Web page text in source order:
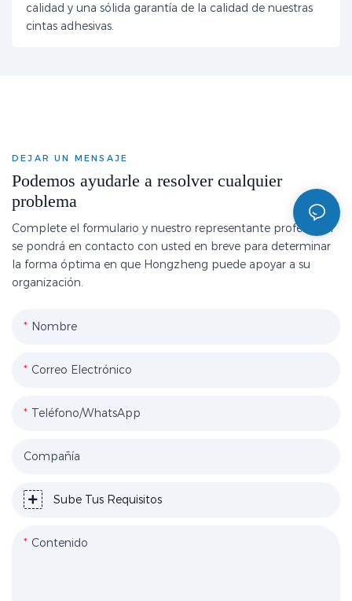
calidad y una sólida garantía de la calidad de nuestras
cintas adhesivas.
DEJAR UN MENSAJE
Podemos ayudarle a resolver cualquier
problema
Complete el formulario y nuestro representante profesional
se pondrá en contacto con usted en breve para determinar
la forma óptima en que Hongzheng puede apoyar a su
organización.
Nombre
Correo Electrónico
Teléfono/WhatsApp
Compañía
Sube Tus Requisitos
Contenido